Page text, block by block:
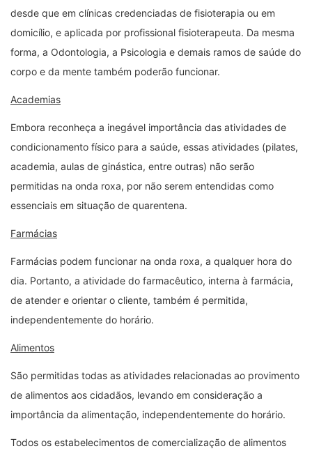
desde que em clínicas credenciadas de fisioterapia ou em
domicílio, e aplicada por profissional fisioterapeuta. Da mesma
forma, a Odontologia, a Psicologia e demais ramos de saúde do
corpo e da mente também poderão funcionar.
Academias
Embora reconheça a inegável importância das atividades de
condicionamento físico para a saúde, essas atividades (pilates,
academia, aulas de ginástica, entre outras) não serão
permitidas na onda roxa, por não serem entendidas como
essenciais em situação de quarentena.
Farmácias
Farmácias podem funcionar na onda roxa, a qualquer hora do
dia. Portanto, a atividade do farmacêutico, interna à farmácia,
de atender e orientar o cliente, também é permitida,
independentemente do horário.
Alimentos
São permitidas todas as atividades relacionadas ao provimento
de alimentos aos cidadãos, levando em consideração a
importância da alimentação, independentemente do horário.
Todos os estabelecimentos de comercialização de alimentos